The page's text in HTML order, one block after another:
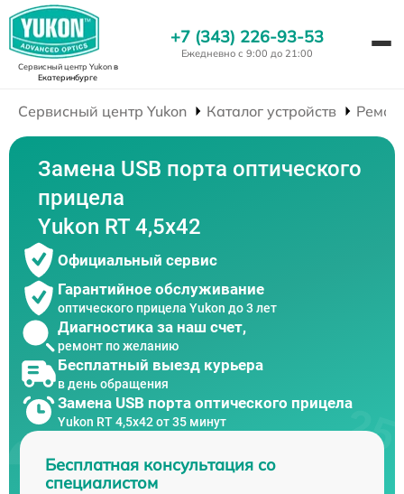
Сервисный центр Yukonв
Екатеринбурге
+7 (343) 226-93-53
Ежедневно с 9:00 до 21:00
Сервисный центр Yukon Каталог устройств
Замена USB порта оптического
прицела
Yukon RT 4,5х42
Официальный сервис
Гарантийное обслуживание
оптического прицела Yukon до 3 лет
Диагностика за наш счет,
ремонт по желанию
Бесплатный выезд курьера
в день обращения
Замена USB порта оптического прицела
Yukon RT 4,5х42 от 35 минут
Бесплатная консультация со
специалистом